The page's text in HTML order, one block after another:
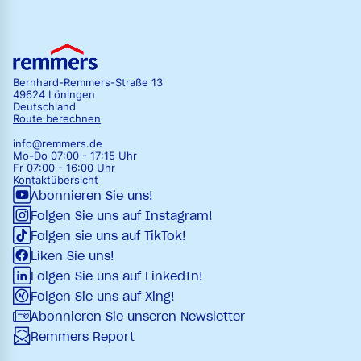
Bernhard-Remmers-Straße 13
49624 Löningen
Deutschland
Route berechnen
info@remmers.de
Mo-Do 07:00 - 17:15 Uhr
Fr 07:00 - 16:00 Uhr
Kontaktübersicht
Abonnieren Sie uns!
Folgen Sie uns auf Instagram!
Folgen sie uns auf TikTok!
Liken Sie uns!
Folgen Sie uns auf LinkedIn!
Folgen Sie uns auf Xing!
Abonnieren Sie unseren Newsletter
Remmers Report